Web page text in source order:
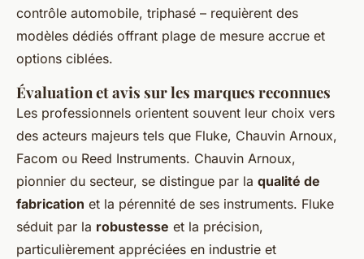
contrôle automobile, triphasé – requièrent des
modèles dédiés offrant plage de mesure accrue et
options ciblées.
Évaluation et avis sur les marques reconnues
Les professionnels orientent souvent leur choix vers
des acteurs majeurs tels que Fluke, Chauvin Arnoux,
Facom ou Reed Instruments. Chauvin Arnoux,
pionnier du secteur, se distingue par la qualité de
fabrication et la pérennité de ses instruments. Fluke
séduit par la robustesse et la précision,
particulièrement appréciées en industrie et